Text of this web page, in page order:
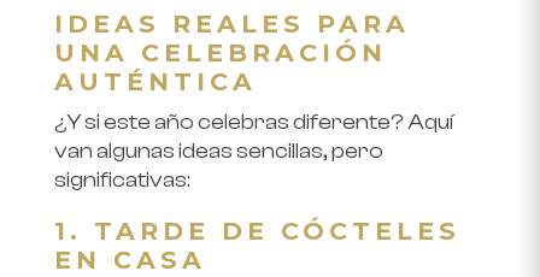
IDEAS REALES PARA
UNA CELEBRACIÓN
AUTÉNTICA
¿Y si este año celebras diferente? Aquí
van algunas ideas sencillas, pero
significativas:
1. TARDE DE CÓCTELES
EN CASA